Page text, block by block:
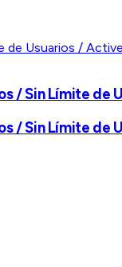
/ Sin Límite
/ Sin Límite